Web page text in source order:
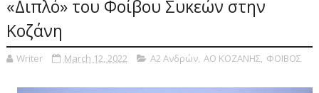
«Διπλό» του Φοίβου Συκεών στην
Κοζάνη
Writer March 12, 2022 Α2 Ανδρών, ΑΟ ΚΟΖΑΝΗΣ, ΦΟΙΒΟΣ